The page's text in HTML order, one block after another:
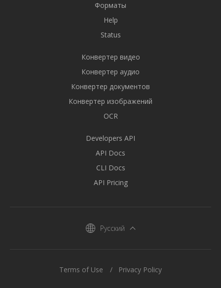
Форматы
Help
Status
Конвертер видео
Конвертер аудио
Конвертер документов
Конвертер изображений
OCR
Developers API
API Docs
CLI Docs
API Pricing
Русский
Terms of Use Privacy Policy